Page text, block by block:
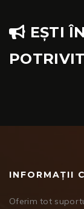
EȘTI
INFORMAȚII
Oferim tot